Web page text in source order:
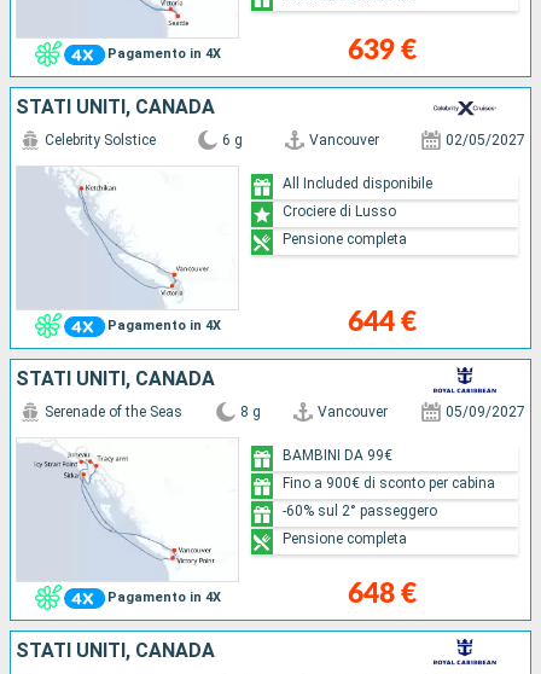
Pagamento in 4X 639 €
STATI UNITI, CANADA
Pagamento in 4X
Celebrity Solstice 6 g Vancouver 02/05/2027
644 €
All Included disponibile
Crociere di Lusso
Pensione completa
STATI UNITI, CANADA
Pagamento in 4X
Serenade of the Seas 8 g Vancouver 05/09/2027
648 €
BAMBINI DA 99€
Fino a 900€ di sconto per cabina
-60% sul 2° passeggero
Pensione completa
STATI UNITI, CANADA